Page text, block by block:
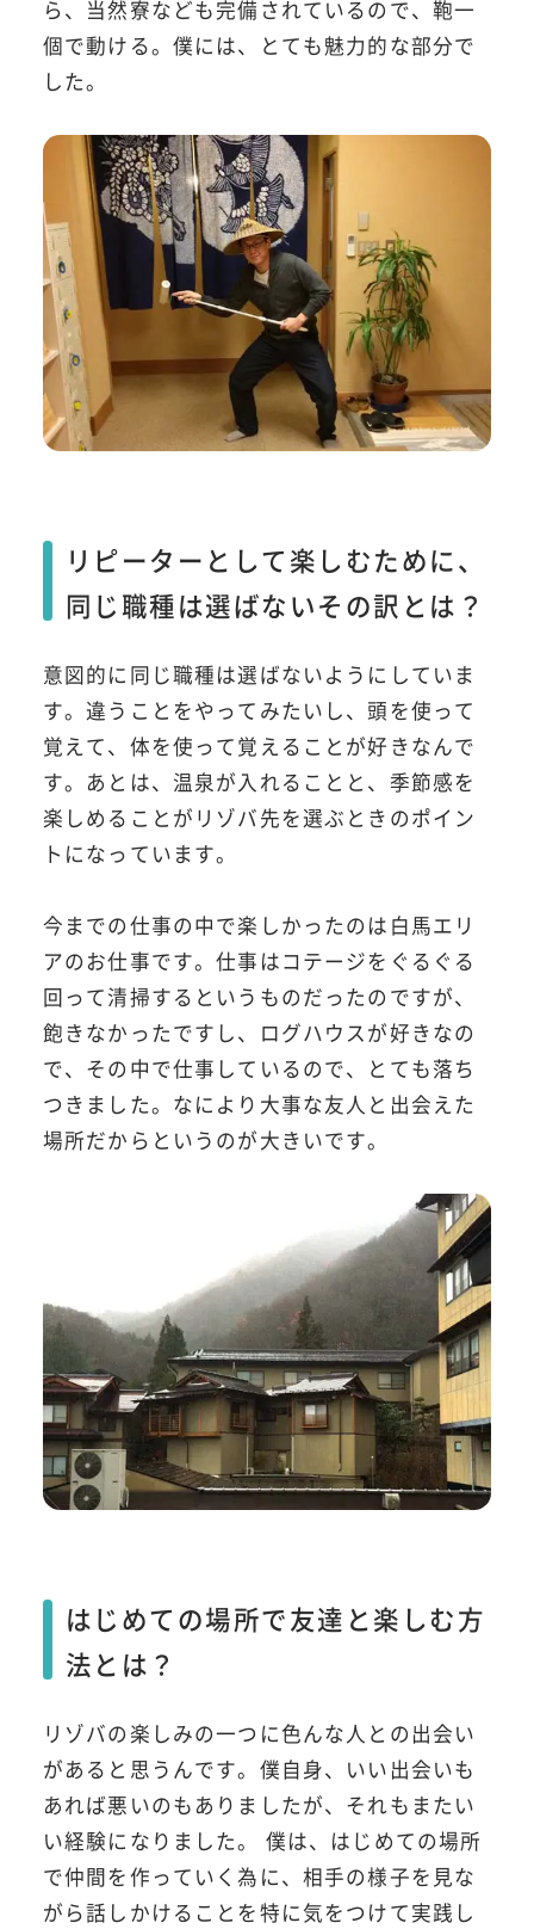
ら、当然寮なども完備されているので、鞄一
個で動ける。僕には、とても魅力的な部分で
した。
リピーターとして楽しむために、
同じ職種は選ばないその訳とは？
意図的に同じ職種は選ばないようにしていま
す。違うことをやってみたいし、頭を使って
覚えて、体を使って覚えることが好きなんで
す。あとは、温泉が入れることと、季節感を
楽しめることがリゾバ先を選ぶときのポイン
トになっています。
今までの仕事の中で楽しかったのは白馬エリ
アのお仕事です。仕事はコテージをぐるぐる
回って清掃するというものだったのですが、
飽きなかったですし、ログハウスが好きなの
で、その中で仕事しているので、とても落ち
つきました。なにより大事な友人と出会えた
場所だからというのが大きいです。
はじめての場所で友達と楽しむ方
法とは？
リゾバの楽しみの一つに色んな人との出会い
があると思うんです。僕自身、いい出会いも
あれば悪いのもありましたが、それもまたい
い経験になりました。 僕は、はじめての場所
で仲間を作っていく為に、相手の様子を見な
がら話しかけることを特に気をつけて実践し